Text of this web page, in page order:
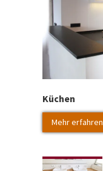
Küchen
Mehr erfahren